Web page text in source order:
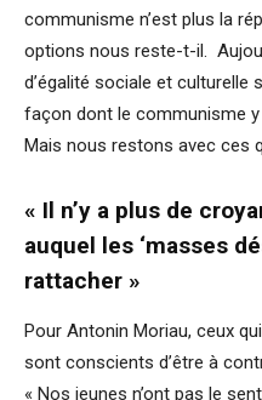
communisme n’est plus la
options nous reste-t-il.
d’égalité sociale et
façon dont le communisme y
Mais nous restons avec ces
« Il n’y a plus de
auquel les ‘masses
rattacher »
Pour Antonin Moriau, ceux
sont conscients d’être à
« Nos jeunes n’ont pas le